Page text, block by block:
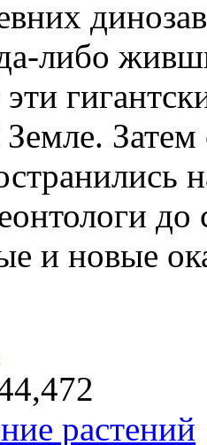
либо
Зем­ле.
и но­вые
растений